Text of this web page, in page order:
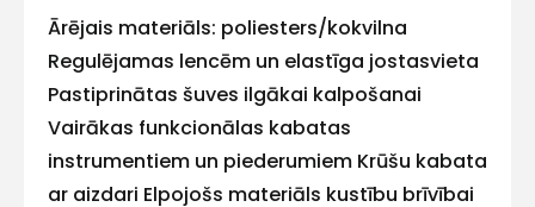
Ārējais materiāls: poliesters/kokvilna
Regulējamas lencēm un elastīga jostasvieta
Pastiprinātas šuves ilgākai kalpošanai
Vairākas funkcionālas kabatas
instrumentiem un piederumiem Krūšu kabata
ar aizdari Elpojošs materiāls kustību brīvībai
E-pasts